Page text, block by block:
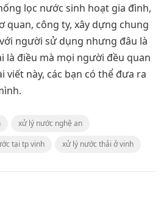
lọc nước sinh hoạt gia đình,
quan, công ty, xây dựng chung
người sử dụng nhưng đâu là
là điều mà mọi người đều quan
viết này, các bạn có thể đưa ra
xử lý nước nghệ an
tại tp vinh xử lý nước thải ở vinh